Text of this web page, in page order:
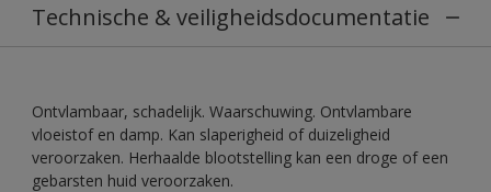
Technische & veiligheidsdocumentatie
Ontvlambaar, schadelijk. Waarschuwing. Ontvlambare
vloeistof en damp. Kan slaperigheid of duizeligheid
veroorzaken. Herhaalde blootstelling kan een droge of een
gebarsten huid veroorzaken.